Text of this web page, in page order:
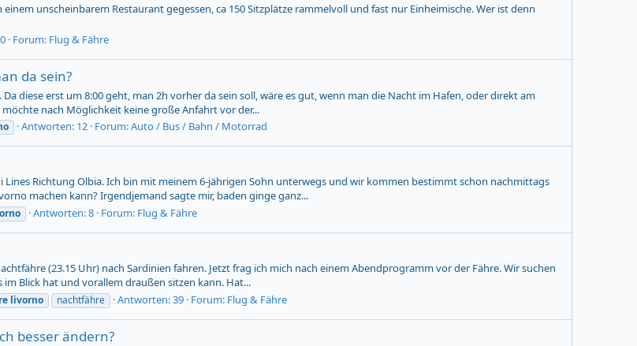
unscheinbarem Restaurant gegessen, ca 150 Sitzplätze rammelvoll und fast nur Einheimische. Wer ist denn
Forum: Flug & Fähre
da sein?
diese erst um 8:00 geht, man 2h vorher da sein soll, wäre es gut, wenn man die Nacht im Hafen, oder direkt am
nach Möglichkeit keine große Anfahrt vor der...
Antworten: 12 Forum:Auto / Bus / Bahn / Motorrad
Lines Richtung Olbia. Ich bin mit meinem 6-jährigen Sohn unterwegs und wir kommen bestimmt schon nachmittags
machen kann? Irgendjemand sagte mir, baden ginge ganz...
Antworten: 8 Forum: Flug & Fähre
(23.15 Uhr) nach Sardinien fahren. Jetzt frag ich mich nach einem Abendprogramm vor der Fähre. Wir suchen
Blick hat und vorallem draußen sitzen kann. Hat...
livorno nachtfähre Antworten: 39 Forum: Flug & Fähre
besser ändern?